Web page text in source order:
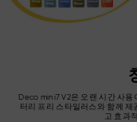
Deco mini7 V2은 오랜 시간 사
터리 프리 스타일러스와 함께
고 효과